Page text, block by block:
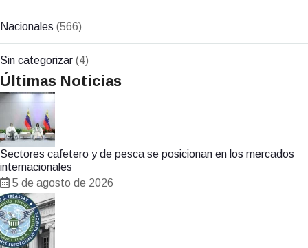
Nacionales (566)
Sin categorizar (4)
Últimas Noticias
Sectores cafetero y de pesca se posicionan en los mercados
internacionales
5 de agosto de 2026